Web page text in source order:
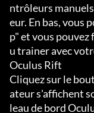
ntrôleurs
eur. En bas, vous
p" et vous
u trainer avec
Oculus Rift
Cliquez sur le
ateur s'affichent
leau de bord